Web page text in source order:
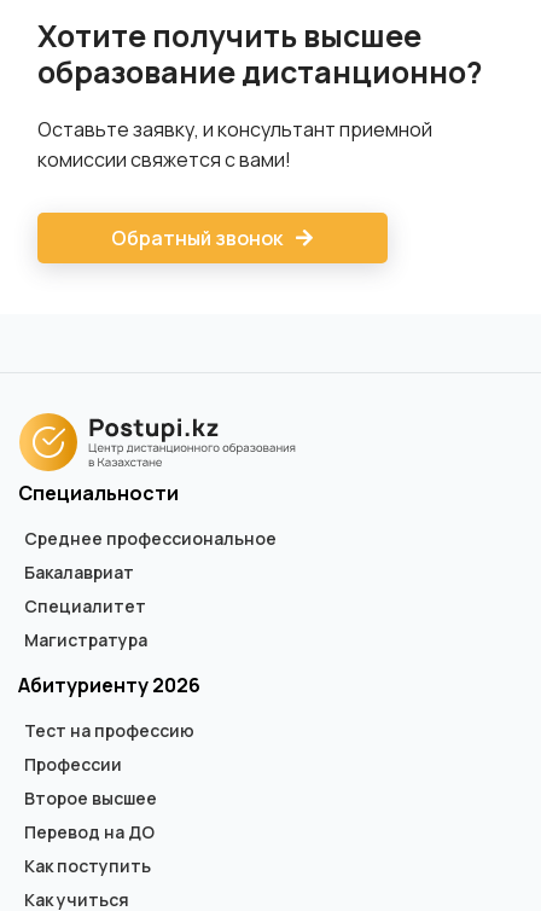
Хотите получить высшее
образование дистанционно?
Оставьте заявку, и консультант приемной
комиссии свяжется с вами!
Обратный звонок
Специальности
Среднее профессиональное
Бакалавриат
Специалитет
Магистратура
Абитуриенту 2026
Тест на профессию
Профессии
Второе высшее
Перевод на ДО
Как поступить
Как учиться